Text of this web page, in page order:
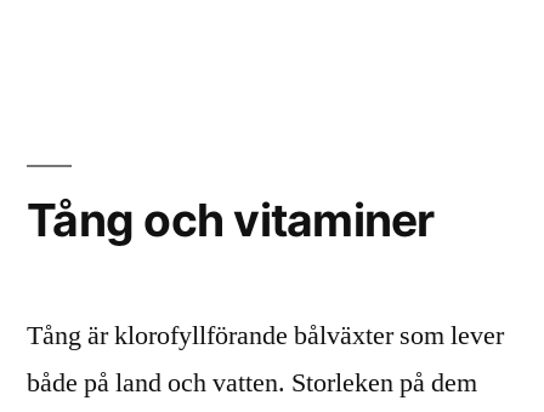
Tång och vitaminer
Tång är klorofyllförande bålväxter som lever
både på land och vatten. Storleken på dem